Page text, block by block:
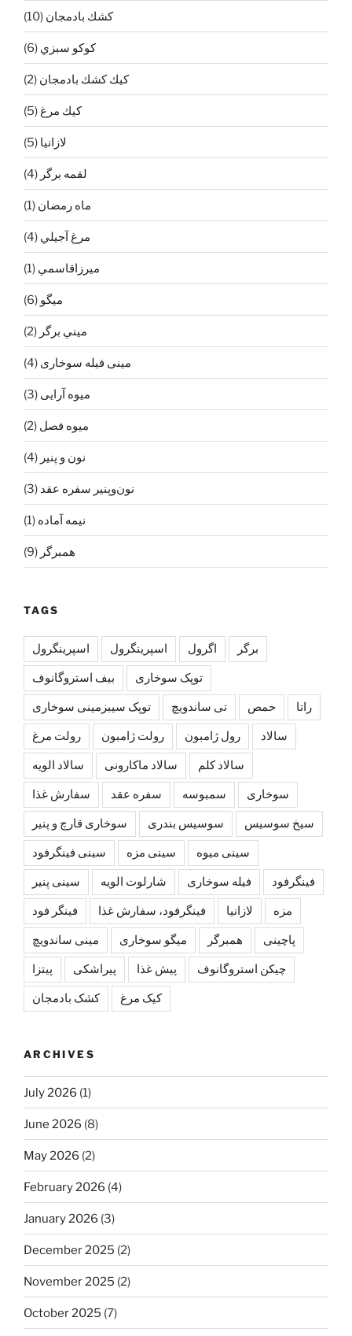
كشك بادمجان (10)
كوكو سبزي (6)
كيك كشك بادمجان (2)
كيك مرغ (5)
لازانيا (5)
لقمه برگر (4)
ماه رمضان (1)
مرغ آجيلي (4)
ميرزاقاسمي (1)
ميگو (6)
ميني برگر (2)
مینی فیله سوخاری (4)
میوه آرایی (3)
میوه فصل (2)
نون و پنیر (4)
نون‌و‌پنیر سفره عقد (3)
نیمه آماده (1)
همبرگر (9)
TAGS
اسپرينگرول اسپرینگرول اگرول برگر
بیف استروگانوف توپک سوخاری
توپک سیبزمینی سوخاری تی ساندویچ حمص راتا
رولت مرغ رولت ژامبون رول ژامبون سالاد
سالاد الویه سالاد ماکارونی سالاد کلم
سفارش غذا سفره عقد سمبوسه سوخاری
سوخاری قارچ و پنیر سوسیس بندری سیخ سوسیس
سینی فینگرفود سینی مزه سینی میوه
سینی پنیر شارلوت الويه فیله سوخاری فینگرفود
فینگر فود فینگرفود، سفارش غذا لازانیا مزه
مینی ساندویچ میگو سوخاری همبرگر پاچینی
پیتزا پیراشکی پیش غذا چیکن استروگانوف
کشک بادمجان کیک مرغ
ARCHIVES
July 2026 (1)
June 2026 (8)
May 2026 (2)
February 2026 (4)
January 2026 (3)
December 2025 (2)
November 2025 (2)
October 2025 (7)